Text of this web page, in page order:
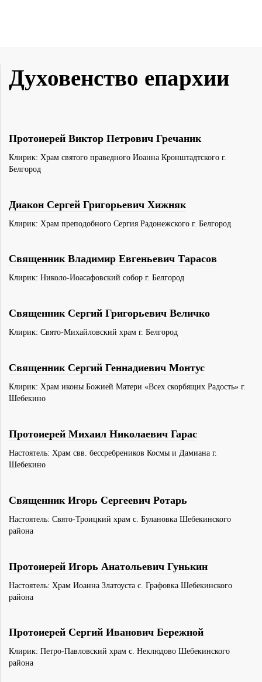
Духовенство епархии
Протоиерей Виктор Петрович Гречаник
Клирик: Храм святого праведного Иоанна Кронштадтского г.
Белгород
Диакон Сергей Григорьевич Хижняк
Клирик: Храм преподобного Сергия Радонежского г. Белгород
Священник Владимир Евгеньевич Тарасов
Клирик: Николо-Иоасафовский собор г. Белгород
Священник Сергий Григорьевич Величко
Клирик: Свято-Михайловский храм г. Белгород
Священник Сергий Геннадиевич Монтус
Клирик: Храм иконы Божией Матери «Всех скорбящих Радость» г.
Шебекино
Протоиерей Михаил Николаевич Гарас
Настоятель: Храм свв. бессребреников Космы и Дамиана г.
Шебекино
Священник Игорь Сергеевич Ротарь
Настоятель: Свято-Троицкий храм с. Булановка Шебекинского
района
Протоиерей Игорь Анатольевич Гунькин
Настоятель: Храм Иоанна Златоуста с. Графовка Шебекинского
района
Протоиерей Сергий Иванович Бережной
Клирик: Петро-Павловский храм с. Неклюдово Шебекинского
района